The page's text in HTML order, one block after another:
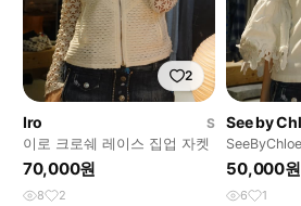
2
Iro
S
이로 크로쉐 레이스 집업 자켓
70,000원
8 2
See by
츠
50,000원
6 1